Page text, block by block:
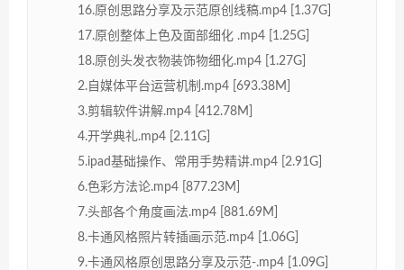
16.原创思路分享及示范原创线稿.mp4 [1.37G]
17.原创整体上色及面部细化 .mp4 [1.25G]
18.原创头发衣物装饰物细化.mp4 [1.27G]
2.自媒体平台运营机制.mp4 [693.38M]
3.剪辑软件讲解.mp4 [412.78M]
4.开学典礼.mp4 [2.11G]
5.ipad基础操作、常用手势精讲.mp4 [2.91G]
6.色彩方法论.mp4 [877.23M]
7.头部各个角度画法.mp4 [881.69M]
8.卡通风格照片转插画示范.mp4 [1.06G]
9.卡通风格原创思路分享及示范-.mp4 [1.09G]